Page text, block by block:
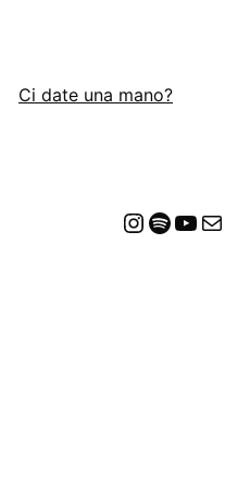
Ci date una mano?